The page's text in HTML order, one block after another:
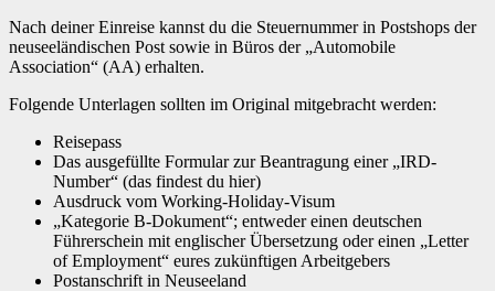
Nach deiner Einreise kannst du die Steuernummer in Postshops der
neuseeländischen Post sowie in Büros der „Automobile
Association“ (AA) erhalten.
Folgende Unterlagen sollten im Original mitgebracht werden:
Reisepass
Das ausgefüllte Formular zur Beantragung einer „IRD-
Number“ (das findest du hier)
Ausdruck vom Working-Holiday-Visum
„Kategorie B-Dokument“; entweder einen deutschen
Führerschein mit englischer Übersetzung oder einen „Letter
of Employment“ eures zukünftigen Arbeitgebers
Postanschrift in Neuseeland